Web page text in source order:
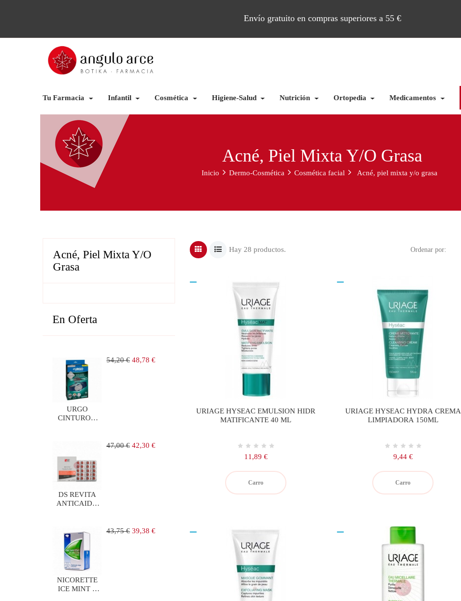
Envío gratuito en compras superiores a 55 €
Tu Farmacia Infantil Cosmética Higiene-Salud Nutrición Ortopedia Medicamentos
Acné, Piel Mixta Y/o Grasa
Inicio Dermo-Cosmética Cosmética facial Acné, piel mixta y/o grasa
Acné, Piel Mixta Y/o
Grasa
En Oferta
URGO
CINTURON
Precio
54,20 € Precio
48,78 €
DS REVITA
ANTICAIDA
Precio
47,00 € Precio
42,30 €
NICORETTE
ICE MINT 2
Precio
43,75 € Precio
39,38 €
Hay 28 productos. Ordenar por:
URIAGE HYSEAC EMULSION HIDR
MATIFICANTE 40 ML
Precio
11,89 €
Carro
URIAGE HYSEAC HYDRA CREMA
LIMPIADORA 150ML
Precio
9,44 €
Carro